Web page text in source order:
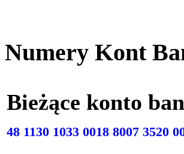
Numery Kont
Bieżące konto
48 1130 1033 0018 8007 3520